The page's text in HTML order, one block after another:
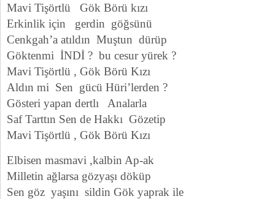
Mavi Tişörtlü Gök Börü kızı
Erkinlik için gerdin göğsünü
Cenkgah’a atıldın Muştun dürüp
Göktenmi İNDİ ? bu cesur yürek ?
Mavi Tişörtlü , Gök Börü Kızı
Aldın mi Sen gücü Hüri’lerden ?
Gösteri yapan dertlı Analarla
Saf Tarttın Sen de Hakkı Gözetip
Mavi Tişörtlü , Gök Börü Kızı
Elbisen masmavi ,kalbin Ap-ak
Milletin ağlarsa gözyaşı döküp
Sen göz yaşını sildin Gök yaprak ile